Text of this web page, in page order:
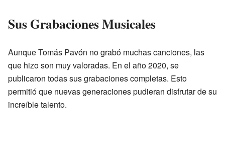
Sus Grabaciones Musicales
Aunque Tomás Pavón no grabó muchas canciones, las
que hizo son muy valoradas. En el año 2020, se
publicaron todas sus grabaciones completas. Esto
permitió que nuevas generaciones pudieran disfrutar de su
increíble talento.